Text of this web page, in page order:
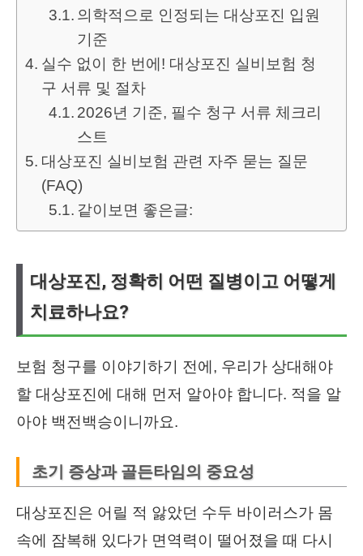
의학적으로 인정되는 대상포진 입원
기준
실수 없이 한 번에! 대상포진 실비보험 청
구 서류 및 절차
2026년 기준, 필수 청구 서류 체크리
스트
대상포진 실비보험 관련 자주 묻는 질문
(FAQ)
같이보면 좋은글:
대상포진, 정확히 어떤 질병이고 어떻게
치료하나요?
보험 청구를 이야기하기 전에, 우리가 상대해야
할 대상포진에 대해 먼저 알아야 합니다. 적을 알
아야 백전백승이니까요.
초기 증상과 골든타임의 중요성
대상포진은 어릴 적 앓았던 수두 바이러스가 몸
속에 잠복해 있다가 면역력이 떨어졌을 때 다시